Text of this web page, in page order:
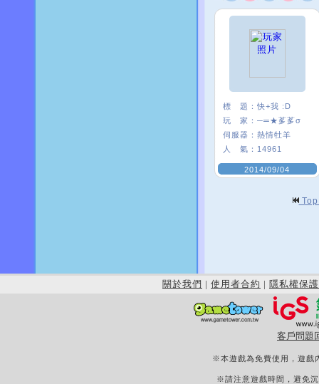
標 題： 快+我 :D
玩 家： ─═★茤茤σ
伺服器： 熱情牡羊
人 氣： 14961
2014/09/04
關於我們 | 使用者合約 | 隱私權保護
客戶問題
※本遊戲為免費使用，遊戲
※請注意遊戲時間，避免